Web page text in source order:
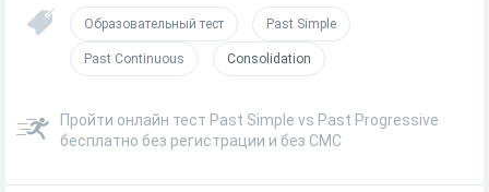
Образовательный тест Past Simple
Past Continuous Consolidation
Пройти онлайн тест Past Simple vs Past Progressive
бесплатно без регистрации и без СМС